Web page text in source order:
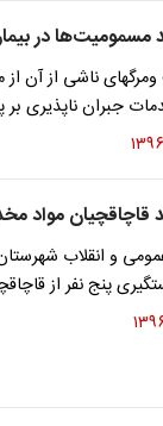
مسمومیت‌ها در
ناشی از آن
جبران ناپذیری
قاچاقچیان مواد
و انقلاب
پنج نفر از